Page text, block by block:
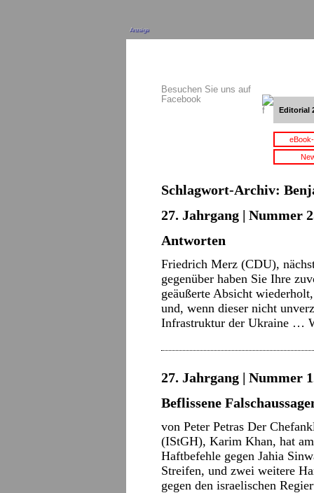
Anzeige
Besuchen Sie uns auf
Facebook
Editorial
Schlagwort-Archiv:
27. Jahrgang | Nummer
Antworten
Friedrich Merz (CDU),
gegenüber haben Sie Ihre
geäußerte Absicht
und, wenn dieser nicht
Infrastruktur der Ukraine …
27. Jahrgang | Nummer
Beflissene
von Peter Petras Der
(IStGH), Karim Khan, hat
Haftbefehle gegen Jahia
Streifen, und zwei weitere
gegen den israelischen